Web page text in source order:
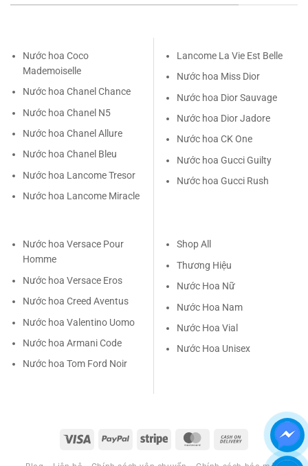
Nước hoa Coco
Mademoiselle
Nước hoa Chanel Chance
Nước hoa Chanel N5
Nước hoa Chanel Allure
Nước hoa Chanel Bleu
Nước hoa Lancome Tresor
Nước hoa Lancome Miracle
Lancome La Vie Est Belle
Nước hoa Miss Dior
Nước hoa Dior Sauvage
Nước hoa Dior Jadore
Nước hoa CK One
Nước hoa Gucci Guilty
Nước hoa Gucci Rush
Nước hoa Versace Pour
Homme
Nước hoa Versace Eros
Nước hoa Creed Aventus
Nước hoa Valentino Uomo
Nước hoa Armani Code
Nước hoa Tom Ford Noir
Shop All
Thương Hiệu
Nước Hoa Nữ
Nước Hoa Nam
Nước Hoa Vial
Nước Hoa Unisex